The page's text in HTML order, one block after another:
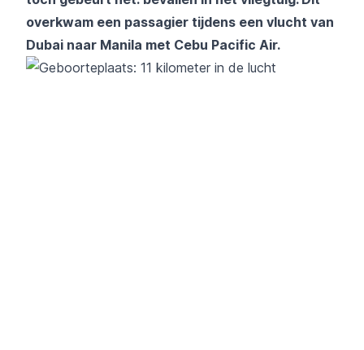
overkwam een passagier tijdens een vlucht van
Dubai naar Manila met Cebu Pacific Air.